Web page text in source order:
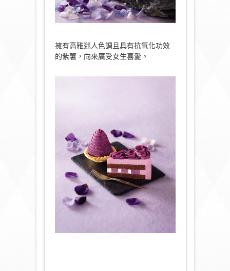
擁有高雅迷人色調且具有抗氧化功效
的紫薯，向來廣受女生喜愛。